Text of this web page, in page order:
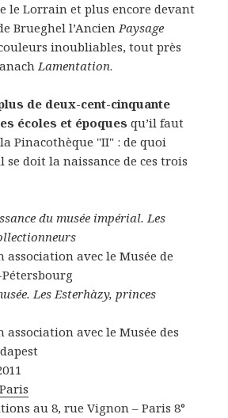
le Lorrain et plus encore devant
Brueghel l’AncienPaysage
inoubliables, tout près
Lamentation.
de deux-cent-cinquante
écoles et époques qu’il faut
Pinacothèque "II" : de quoi
doit la naissance de ces trois
du musée impérial. Les
association avec le Musée de
Les Esterhàzy, princes
association avec le Musée des
au 8, rue Vignon – Paris 8°